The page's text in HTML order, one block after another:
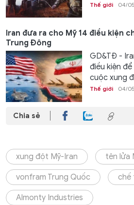
Thế giới 04/
Iran đưa ra cho Mỹ 14 điều kiện
Trung Đông
GD&TĐ -
điều kiện
cuộc xung
Thế giới 04/
Chia sẻ
xung đột Mỹ-Iran tên lửa
vonfram Trung Quốc chế
Almonty Industries